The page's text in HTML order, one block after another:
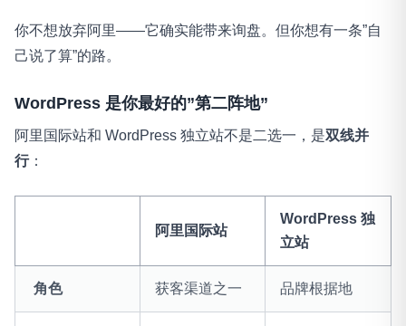
你不想放弃阿里——它确实能带来询盘。但你想有一条”自
己说了算”的路。
WordPress 是你最好的”第二阵地”
阿里国际站和 WordPress 独立站不是二选一，是双线并
行：
阿里国际站
WordPress 独
立站
角色 获客渠道之一 品牌根据地